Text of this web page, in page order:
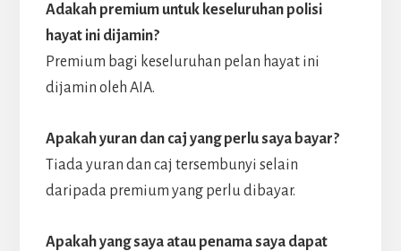
Adakah premium untuk keseluruhan polisi
hayat ini dijamin?
Premium bagi keseluruhan pelan hayat ini
dijamin oleh AIA.
Apakah yuran dan caj yang perlu saya bayar?
Tiada yuran dan caj tersembunyi selain
daripada premium yang perlu dibayar.
Apakah yang saya atau penama saya dapat